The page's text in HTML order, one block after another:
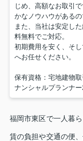
じめ、高額なお取引
かなノウハウがある
また、当社は安定し
料無料でご対応。
初期費用を安く、そ
へお任せください。
保有資格：宅地建物
ナンシャルプランナー
福岡市東区で一人暮
賃の負担や交通の便